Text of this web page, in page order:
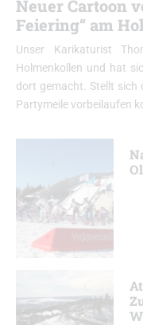
Neuer Cartoon
Feiering“ am
Unser Karikaturist
Holmenkollen und hat
dort gemacht. Stellt sich
Partymeile vorbeilaufen